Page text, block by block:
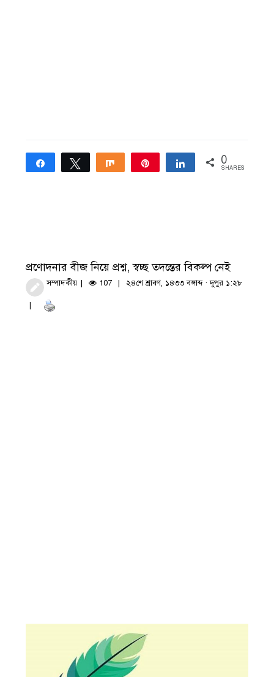
Share Tweet Share Share 0
SHARES
প্রণোদনার বীজ নিয়ে প্রশ্ন, স্বচ্ছ তদন্তের বিকল্প নেই
সম্পাদকীয় 107 ২৪শে শ্রাবণ, ১৪৩৩ বঙ্গাব্দ · দুপুর ১:২৮